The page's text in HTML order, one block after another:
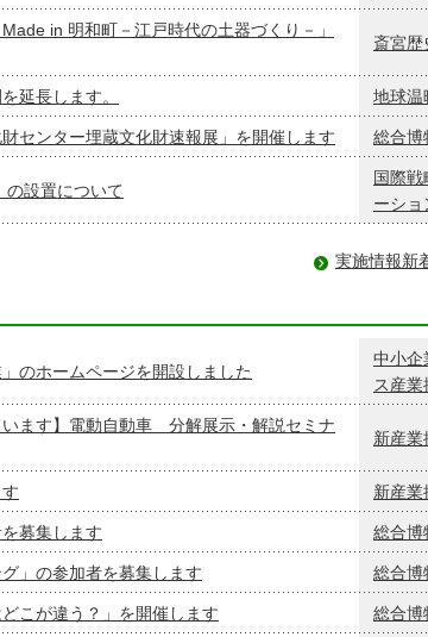
in 明和町－江戸時代の土器づくり－」
斎宮歴
延長します。 地球温
センター埋蔵文化財速報展」を開催します 総合博
の設置について
国際戦
ーショ
実施情報新
のホームページを開設しました
中小企
ス産業
ます】電動自動車 分解展示・解説セミナ
新産業
新産業
募集します 総合博
」の参加者を募集します 総合博
こが違う？」を開催します 総合博